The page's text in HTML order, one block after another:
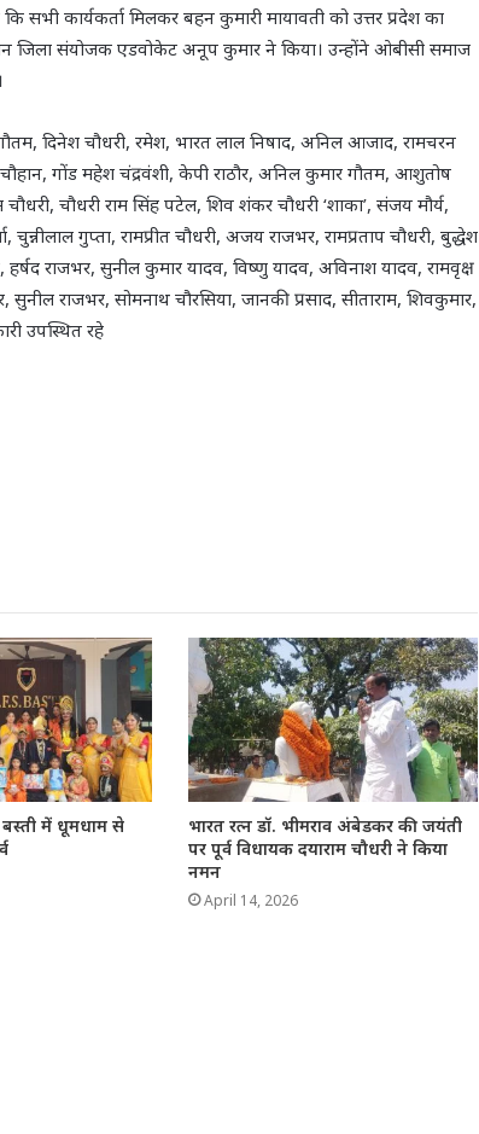
कार्यकर्ता मिलकर बहन कुमारी मायावती को उत्तर प्रदेश का
जिला संयोजक एडवोकेट अनूप कुमार ने किया। उन्होंने ओबीसी समाज
दिनेश चौधरी, रमेश, भारत लाल निषाद, अनिल आजाद, रामचरन
गोंड महेश चंद्रवंशी, केपी राठौर, अनिल कुमार गौतम, आशुतोष
चौधरी राम सिंह पटेल, शिव शंकर चौधरी ‘शाका’, संजय मौर्य,
गुप्ता, रामप्रीत चौधरी, अजय राजभर, रामप्रताप चौधरी, बुद्धेश
राजभर, सुनील कुमार यादव, विष्णु यादव, अविनाश यादव, रामवृक्ष
राजभर, सोमनाथ चौरसिया, जानकी प्रसाद, सीताराम, शिवकुमार,
उपस्थित रहे
बस्ती में धूमधाम से
भारत रत्न डॉ. भीमराव अंबेडकर की जयंती
पर पूर्व विधायक दयाराम चौधरी ने किया
नमन
April 14, 2026